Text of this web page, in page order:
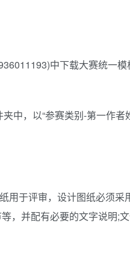
中下载大赛统一
中，以“参赛类别-第一作
用于评审，设计图纸必须
，并配有必要的文字说明;